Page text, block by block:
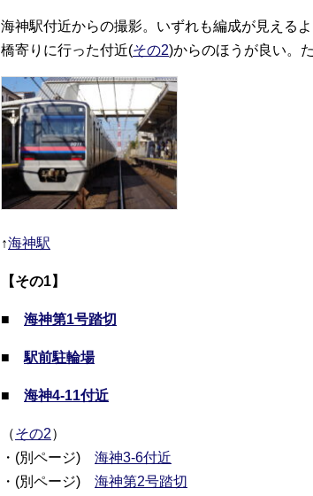
海神駅付近からの撮影。いずれも編成が見える
橋寄りに行った付近(その2)からのほうが良い。
↑海神駅
【その1】
■ 海神第1号踏切
■駅前駐輪場
■ 海神4-11付近
（その2）
・(別ページ) 海神3-6付近
・(別ページ) 海神第2号踏切